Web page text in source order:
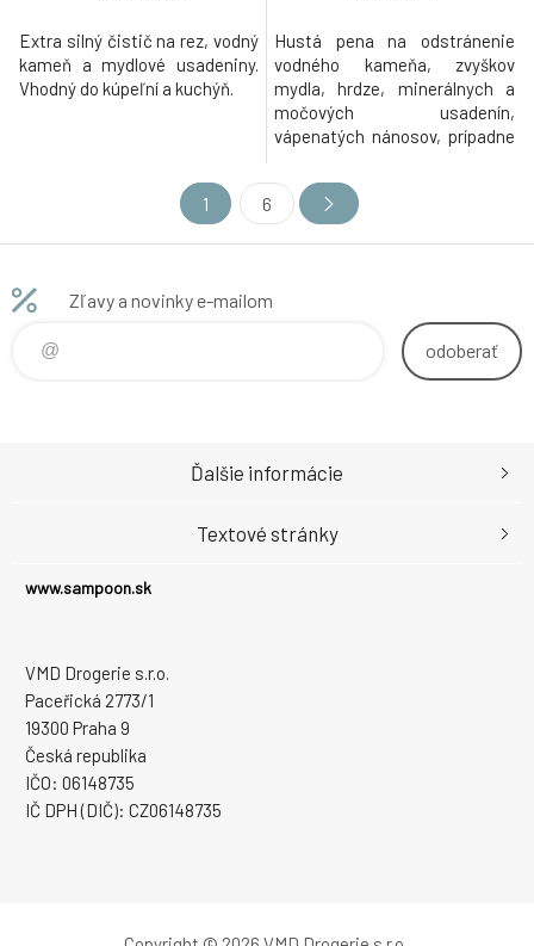
Extra silný čistič na rez, vodný
kameň a mydlové usadeniny.
Vhodný do kúpeľní a kuchýň.
Hustá pena na odstránenie
vodného kameňa, zvyškov
mydla, hrdze, minerálnych a
močových usadenín,
vápenatých nánosov, prípadne
1 6
Zľavy a novinky e-mailom
odoberať
www.sampoon.sk
VMD Drogerie s.r.o.
Paceřická 2773/1
19300 Praha 9
Česká republika
IČO: 06148735
IČ DPH (DIČ): CZ06148735
Ďalšie informácie
Textové stránky